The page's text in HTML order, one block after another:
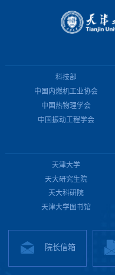
科技部
中国内燃机工业协会
中国热物理学会
中国振动工程学会
天津大学
天大研究生院
天大科研院
天津大学图书馆
院长信箱